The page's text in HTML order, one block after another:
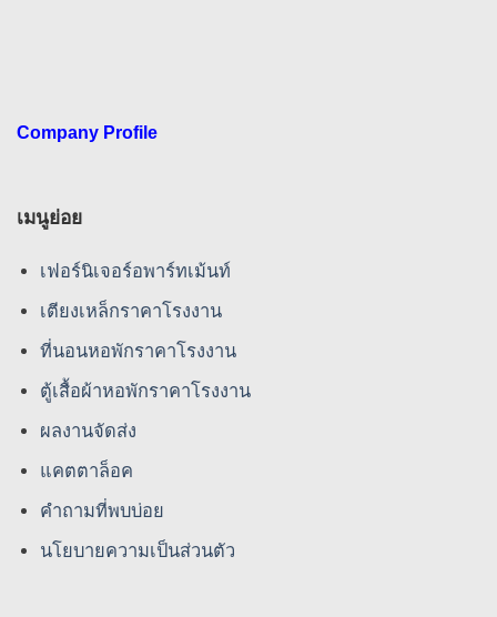
Company Profile
เมนูย่อย
เฟอร์นิเจอร์อพาร์ทเม้นท์
เตียงเหล็กราคาโรงงาน
ที่นอนหอพักราคาโรงงาน
ตู้เสื้อผ้าหอพักราคาโรงงาน
ผลงานจัดส่ง
แคตตาล็อค
คําถามที่พบบ่อย
นโยบายความเป็นส่วนตัว